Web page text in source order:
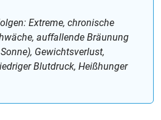
Extreme, chronische
auffallende Bräunung
Gewichtsverlust,
Blutdruck, Heißhunger